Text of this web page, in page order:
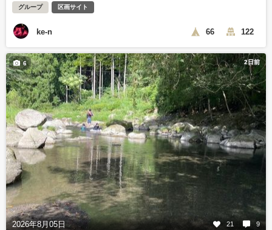
グループ 区画サイト
ke-n 66 122
2日前
2026年8月05日 21 9
6